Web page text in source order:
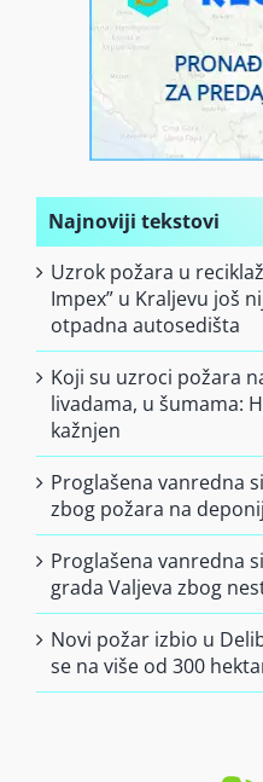
Najnoviji tekstovi
Uzrok požara u
Impex” u Kraljevu još
otpadna autosedišta
Koji su uzroci požara
livadama, u šumama:
kažnjen
Proglašena vanredna
zbog požara na
Proglašena vanredna
grada Valjeva zbog
Novi požar izbio u
se na više od 300